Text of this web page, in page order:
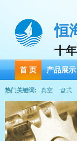
恒
十
首 页 产品展示
热门关键词: 真空 盘式